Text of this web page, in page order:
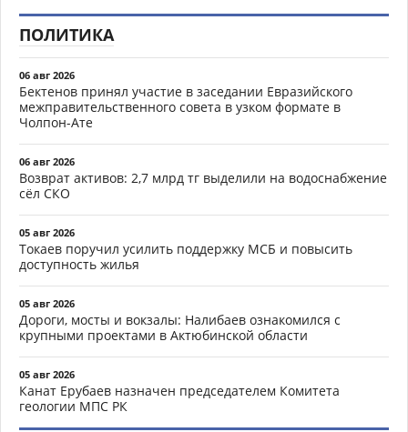
ПОЛИТИКА
06 авг 2026
Бектенов принял участие в заседании Евразийского
межправительственного совета в узком формате в
Чолпон-Ате
06 авг 2026
Возврат активов: 2,7 млрд тг выделили на водоснабжение
сёл СКО
05 авг 2026
Токаев поручил усилить поддержку МСБ и повысить
доступность жилья
05 авг 2026
Дороги, мосты и вокзалы: Налибаев ознакомился с
крупными проектами в Актюбинской области
05 авг 2026
Канат Ерубаев назначен председателем Комитета
геологии МПС РК